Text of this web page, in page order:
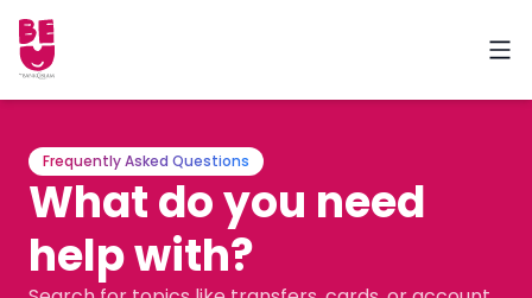
Frequently Asked Questions
What do you need
help with?